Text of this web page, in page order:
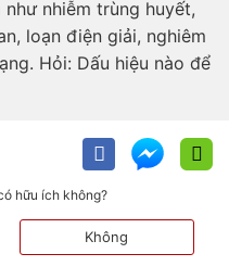
như nhiễm trùng huyết,
loạn điện giải, nghiêm
Hỏi: Dấu hiệu nào để
hữu ích không?
Không